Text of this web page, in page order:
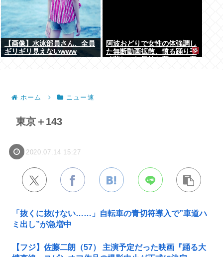
【画像】水泳部員さん、全員
ギリギリ見えないwww
阿波おどりで女性の体強調し
た無断動画拡散、憤る踊り手
ホーム ニュー速
東京＋143
2020.07.14 15:27
「抜くに抜けない……」自転車の青切符導入で”車道ハ
ミ出し”が急増中
【フジ】佐藤二朗（57） 主演予定だった映画『踊る大